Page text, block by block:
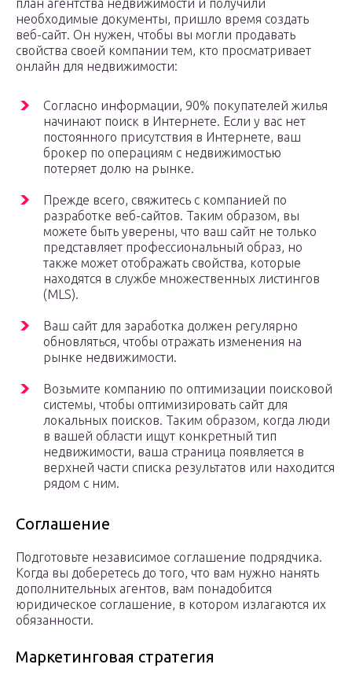
план агентства недвижимости и получили
необходимые документы, пришло время создать
веб-сайт. Он нужен, чтобы вы могли продавать
свойства своей компании тем, кто просматривает
онлайн для недвижимости:
Согласно информации, 90% покупателей жилья
начинают поиск в Интернете. Если у вас нет
постоянного присутствия в Интернете, ваш
брокер по операциям с недвижимостью
потеряет долю на рынке.
Прежде всего, свяжитесь с компанией по
разработке веб-сайтов. Таким образом, вы
можете быть уверены, что ваш сайт не только
представляет профессиональный образ, но
также может отображать свойства, которые
находятся в службе множественных листингов
(MLS).
Ваш сайт для заработка должен регулярно
обновляться, чтобы отражать изменения на
рынке недвижимости.
Возьмите компанию по оптимизации поисковой
системы, чтобы оптимизировать сайт для
локальных поисков. Таким образом, когда люди
в вашей области ищут конкретный тип
недвижимости, ваша страница появляется в
верхней части списка результатов или находится
рядом с ним.
Соглашение
Подготовьте независимое соглашение подрядчика.
Когда вы доберетесь до того, что вам нужно нанять
дополнительных агентов, вам понадобится
юридическое соглашение, в котором излагаются их
обязанности.
Маркетинговая стратегия